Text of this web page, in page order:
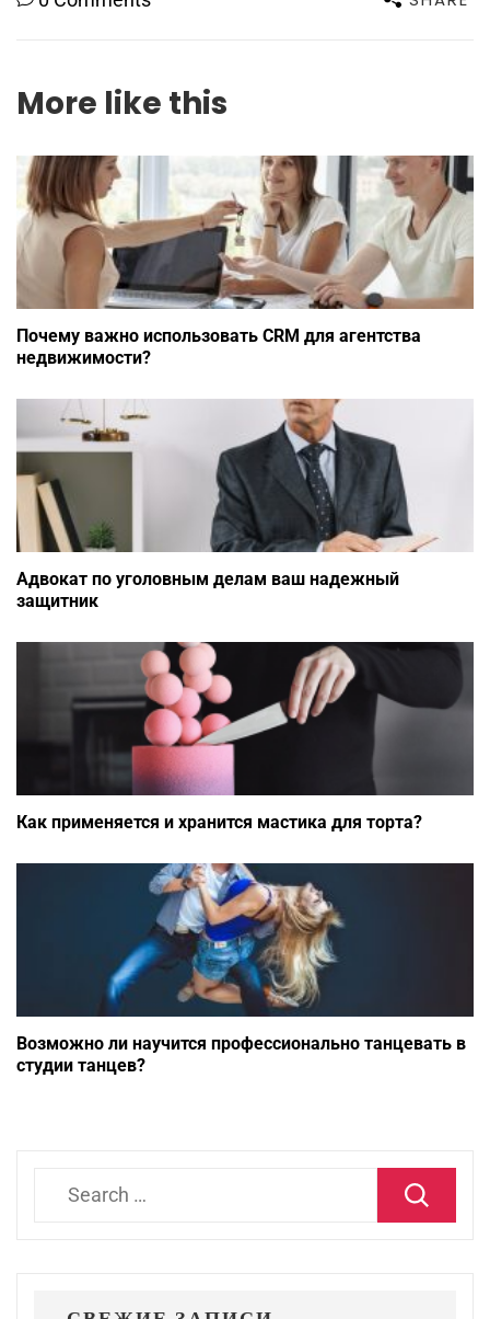
More like this
Почему важно использовать CRM для агентства
недвижимости?
Адвокат по уголовным делам ваш надежный
защитник
Как применяется и хранится мастика для торта?
Возможно ли научится профессионально танцевать в
студии танцев?